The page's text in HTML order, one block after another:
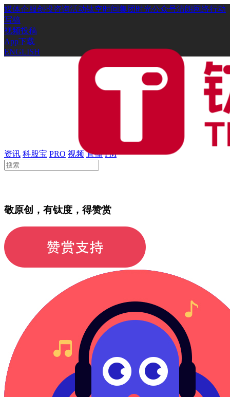
媒体企服创投咨询活动钛空时间集团时光公众号清朗网络行动
写稿
视频投稿
App下载
ENGLISH
资讯 科股宝 PRO 视频 直播 FM
敬原创，有钛度，得赞赏